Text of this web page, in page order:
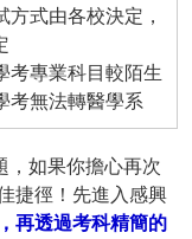
方式由各校決定，
考專業科目較陌生
考無法轉醫學系
，如果你擔心再次
捷徑！先進入感興
再透過考科精簡的